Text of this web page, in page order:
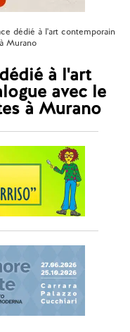
dédié à l'art contemporain
Murano
à l'art
avec le
à Murano